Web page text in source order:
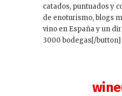
catados, puntuados y
de enoturismo, blogs
vino en España y un
3000 bodegas[/button]